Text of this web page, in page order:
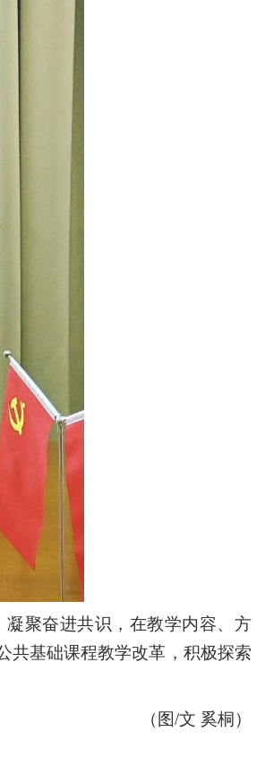
聚奋进共识，在教学内容、方
共基础课程教学改革，积极探索
（图/文 奚桐）